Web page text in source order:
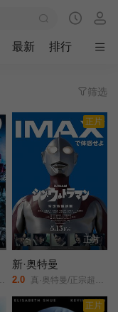
最新 排行
筛选
正片
正片
新·奥特曼
2.0 真·奥特曼/正宗超人力霸王/新‧超人(港)/新·超人力霸王(台)/Shin Ultraman/
正片